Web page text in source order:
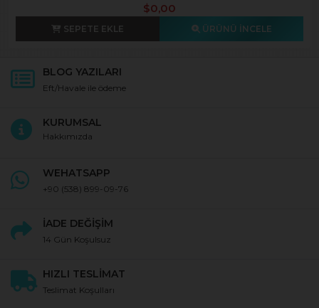
$0,00
SEPETE EKLE ÜRÜNÜ İNCELE
BLOG YAZILARI
Eft/Havale ile ödeme
KURUMSAL
Hakkımızda
WEHATSAPP
+90 (538) 899-09-76
İADE DEĞİŞİM
14 Gün Koşulsuz
HIZLI TESLİMAT
Teslimat Koşulları